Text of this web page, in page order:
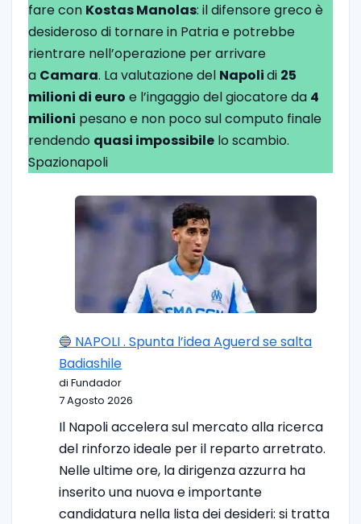
fare con Kostas Manolas: il difensore greco è
desideroso di tornare in Patria e potrebbe
rientrare nell’operazione per arrivare
a Camara. La valutazione del Napolidi 25
milioni di euro e l’ingaggio del giocatore da 4
milioni pesano e non poco sul computo finale
rendendo quasi impossibile lo scambio.
Spazionapoli
🔵 NAPOLI . Spunta l’idea Aguerd se salta
Badiashile
di Fundador
7 Agosto 2026
Il Napoli accelera sul mercato alla ricerca
del rinforzo ideale per il reparto arretrato.
Nelle ultime ore, la dirigenza azzurra ha
inserito una nuova e importante
candidatura nella lista dei desideri: si tratta